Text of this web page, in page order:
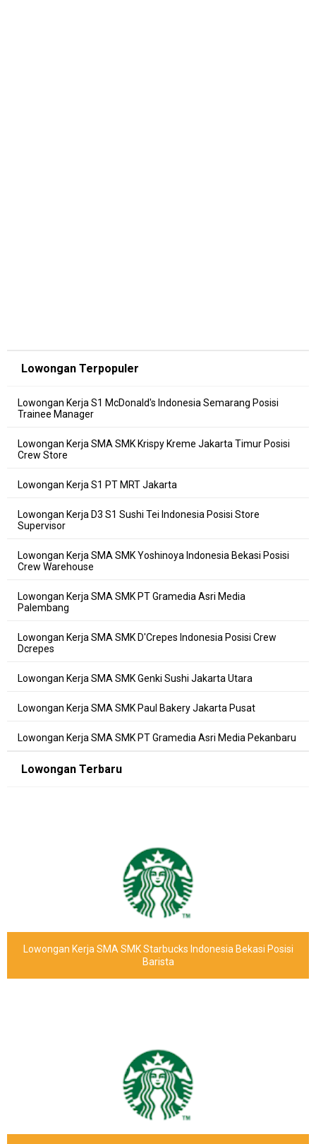
Lowongan Terpopuler
Lowongan Kerja S1 McDonald's Indonesia Semarang Posisi
Trainee Manager
Lowongan Kerja SMA SMK Krispy Kreme Jakarta Timur Posisi
Crew Store
Lowongan Kerja S1 PT MRT Jakarta
Lowongan Kerja D3 S1 Sushi Tei Indonesia Posisi Store
Supervisor
Lowongan Kerja SMA SMK Yoshinoya Indonesia Bekasi Posisi
Crew Warehouse
Lowongan Kerja SMA SMK PT Gramedia Asri Media
Palembang
Lowongan Kerja SMA SMK D'Crepes Indonesia Posisi Crew
Dcrepes
Lowongan Kerja SMA SMK Genki Sushi Jakarta Utara
Lowongan Kerja SMA SMK Paul Bakery Jakarta Pusat
Lowongan Kerja SMA SMK PT Gramedia Asri Media Pekanbaru
Lowongan Terbaru
Lowongan Kerja SMA SMK Starbucks Indonesia Bekasi Posisi
Barista